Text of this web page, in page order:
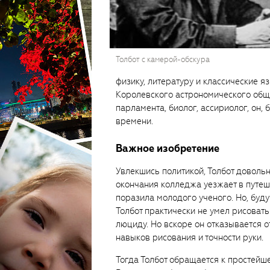
Толбот с камерой-обскура
физику, литературу и классические
Королевского астрономического
парламента, биолог, ассириолог,
времени.
Важное изобретение
Увлекшись политикой, Толбот
окончания колледжа уезжает в
поразила молодого ученого. Но,
Толбот практически не умел
люциду. Но вскоре он отказывается
навыков рисования и точности руки.
Тогда Толбот обращается к